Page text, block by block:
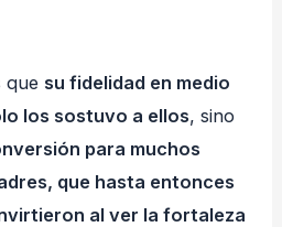
que su fidelidad en medio
los sostuvo a ellos, sino
para muchos
que hasta entonces
al ver la fortaleza